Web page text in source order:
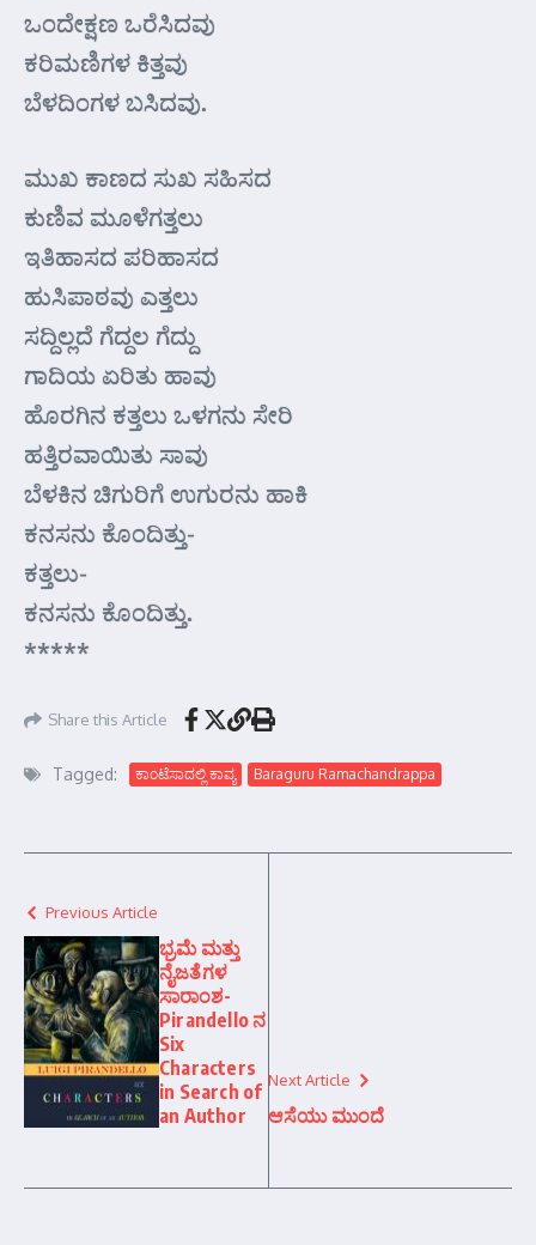
ಒಂದೇಕ್ಷಣ ಒರೆಸಿದವು
ಕರಿಮಣಿಗಳ ಕಿತ್ತವು
ಬೆಳದಿಂಗಳ ಬಸಿದವು.
ಮುಖ ಕಾಣದ ಸುಖ ಸಹಿಸದ
ಕುಣಿವ ಮೂಳೆಗತ್ತಲು
ಇತಿಹಾಸದ ಪರಿಹಾಸದ
ಹುಸಿಪಾಠವು ಎತ್ತಲು
ಸದ್ದಿಲ್ಲದೆ ಗೆದ್ದಲ ಗೆದ್ದು
ಗಾದಿಯ ಏರಿತು ಹಾವು
ಹೊರಗಿನ ಕತ್ತಲು ಒಳಗನು ಸೇರಿ
ಹತ್ತಿರವಾಯಿತು ಸಾವು
ಬೆಳಕಿನ ಚಿಗುರಿಗೆ ಉಗುರನು ಹಾಕಿ
ಕನಸನು ಕೊಂದಿತ್ತು-
ಕತ್ತಲು-
ಕನಸನು ಕೊಂದಿತ್ತು.
*****
Share this Article
Tagged: ಕಾಂಟೆಸಾದಲ್ಲಿ ಕಾವ್ಯ Baraguru Ramachandrappa
Previous Article
ಭ್ರಮೆ ಮತ್ತು
ನೈಜತೆಗಳ
ಸಾರಾಂಶ-
Pirandello ನ
Six
Characters
in Search of
an Author
Next Article
ಆಸೆಯು ಮುಂದೆ